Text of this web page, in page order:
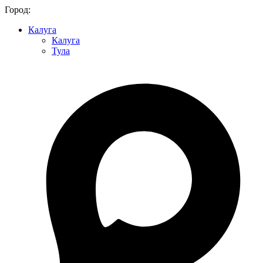
Город:
Калуга
Калуга
Тула